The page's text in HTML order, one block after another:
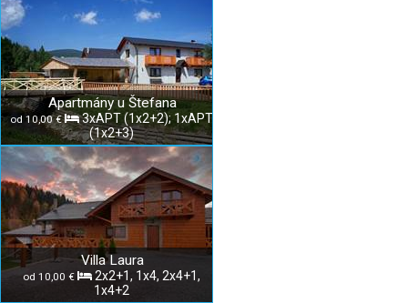
Apartmány u Štefana
od 10,00 €
3xAPT (1x2+2); 1xAPT
(1x2+3)
Villa Laura
od 10,00 €
2x2+1, 1x4, 2x4+1,
1x4+2